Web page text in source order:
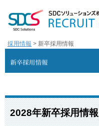
採用情報 > 新卒採用情報
2028年新卒採用情報